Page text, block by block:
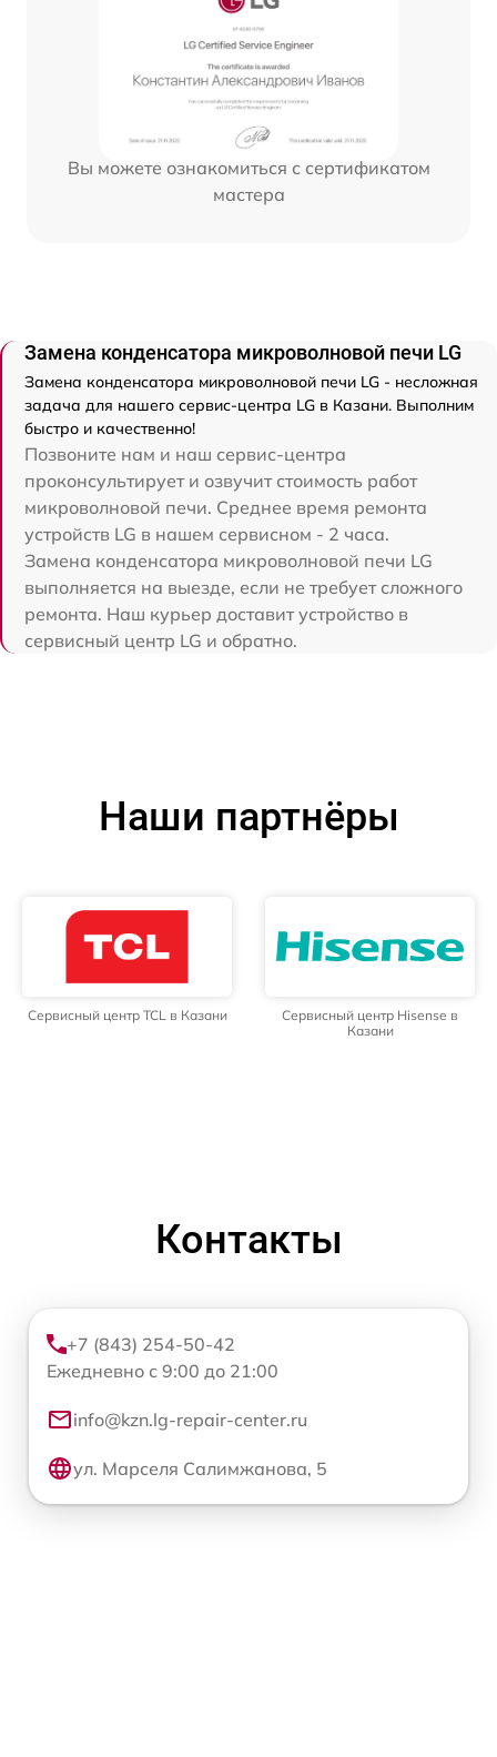
Вы можете ознакомиться с сертификатом
мастера
Замена конденсатора микроволновой печи LG
Замена конденсатора микроволновой печи LG - несложная
задача для нашего сервис-центра LG в Казани. Выполним
быстро и качественно!
Позвоните нам и наш сервис-центра
проконсультирует и озвучит стоимость работ
микроволновой печи. Среднее время ремонта
устройств LG в нашем сервисном - 2 часа.
Замена конденсатора микроволновой печи LG
выполняется на выезде, если не требует сложного
ремонта. Наш курьер доставит устройство в
сервисный центр LG и обратно.
Наши партнёры
Сервисный центр TCL в Казани
Сервисный центр Hisense в
Казани
Контакты
+7 (843) 254-50-42
Ежедневно с 9:00 до 21:00
info@kzn.lg-repair-center.ru
ул. Марселя Салимжанова, 5